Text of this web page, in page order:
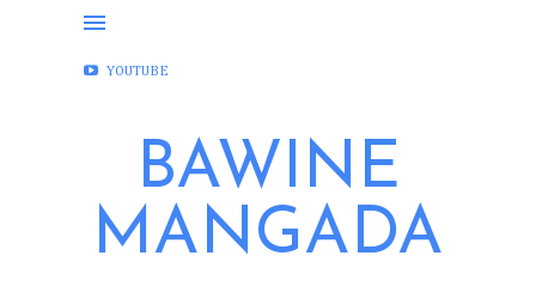
FACEBOOK
YOUTUBE
BAWINE
MANGADA